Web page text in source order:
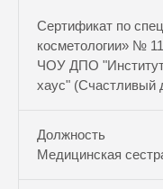
Сертификат по
косметологии» №
ЧОУ ДПО "Институт
хаус" (Счастливый
Должность
Медицинская